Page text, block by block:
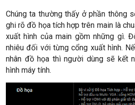
Chúng ta thường thấy ở phần thông
ghi rõ đồ họa tích hợp trên main là
xuất hình của main gồm những gì.
nhiêu đối với từng cổng xuất hình.
nhân đồ họa thì người dùng sẽ kết
hình máy tính.